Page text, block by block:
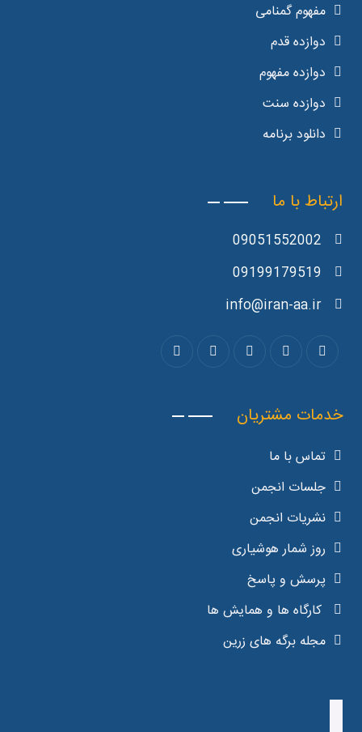
مفهوم گمنامی
دوازده قدم
دوازده مفهوم
دوازده سنت
دانلود برنامه
ارتباط با ما
09051552002
09199179519
info@iran-aa.ir
خدمات مشتریان
تماس با ما
جلسات انجمن
نشریات انجمن
روز شمار هوشیاری
پرسش و پاسخ
کارگاه ها و همایش ها
مجله برگه های زرین